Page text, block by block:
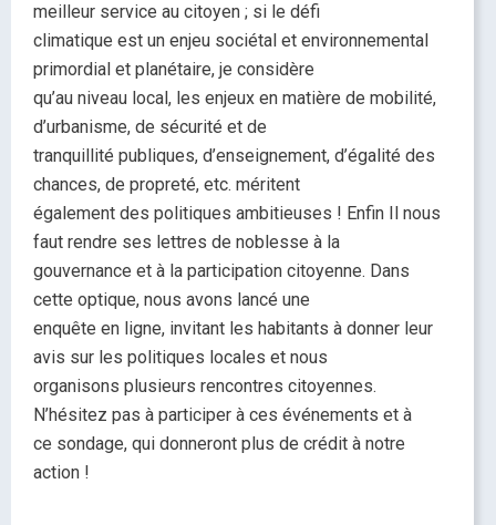
meilleur service au citoyen ; si le défi
climatique est un enjeu sociétal et environnemental
primordial et planétaire, je considère
qu’au niveau local, les enjeux en matière de mobilité,
d’urbanisme, de sécurité et de
tranquillité publiques, d’enseignement, d’égalité des
chances, de propreté, etc. méritent
également des politiques ambitieuses ! Enfin Il nous
faut rendre ses lettres de noblesse à la
gouvernance et à la participation citoyenne. Dans
cette optique, nous avons lancé une
enquête en ligne, invitant les habitants à donner leur
avis sur les politiques locales et nous
organisons plusieurs rencontres citoyennes.
N’hésitez pas à participer à ces événements et à
ce sondage, qui donneront plus de crédit à notre
action !